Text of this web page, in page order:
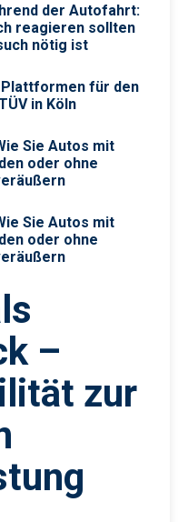
der Autofahrt:
reagieren sollten
nötig ist
Plattformen für den
in Köln
Sie Autos mit
oder ohne
Sie Autos mit
oder ohne
–
zur